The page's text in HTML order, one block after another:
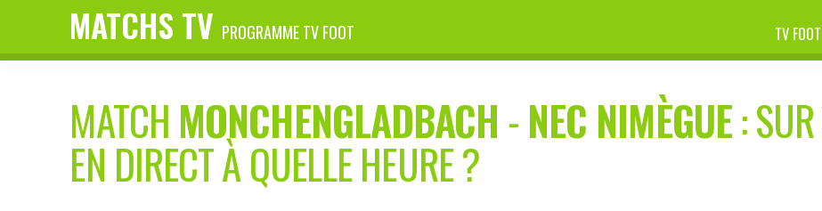
MATCHS TV PROGRAMME TV FOOT TV FOOT
MATCH MONCHENGLADBACH -NEC NIMÈGUE: SUR
EN DIRECT À QUELLE HEURE ?